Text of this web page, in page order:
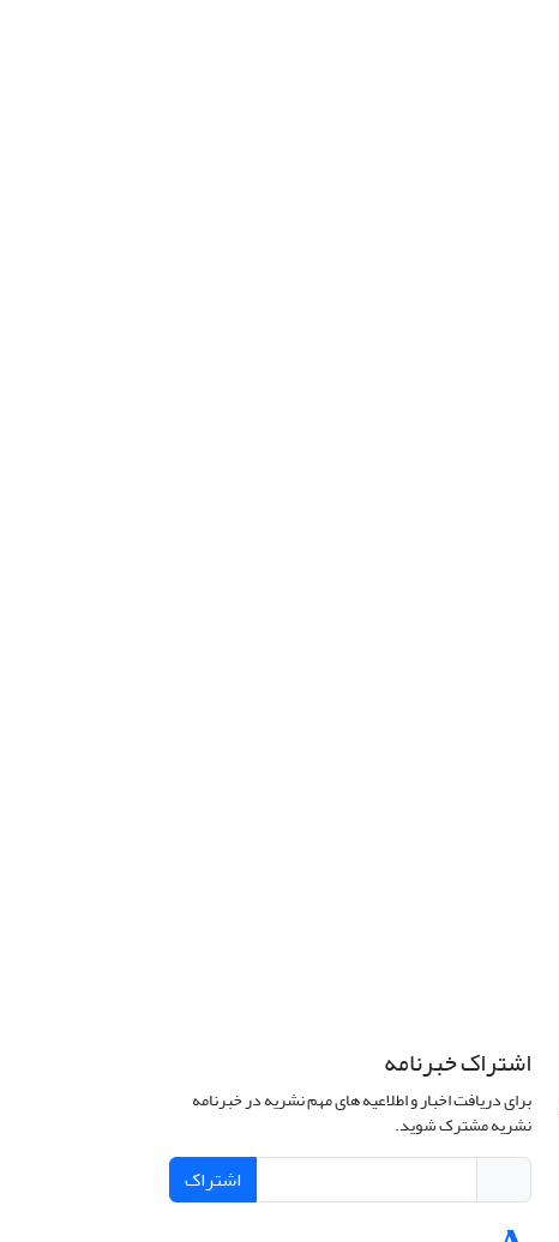
اشتراک خبرنامه
برای دریافت اخبار و اطلاعیه های مهم نشریه در خبرنامه
نشریه مشترک شوید.
اشتراک